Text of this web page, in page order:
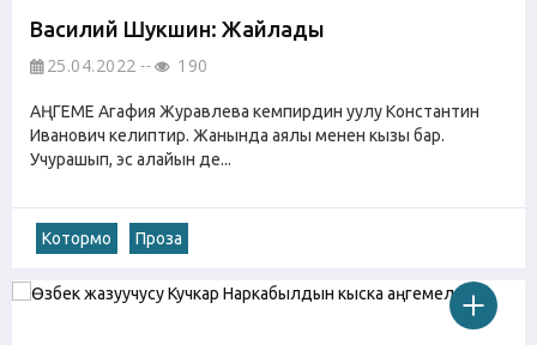
Василий Шукшин: Жайлады
25.04.2022 190
АҢГЕМЕ Агафия Журавлева кемпирдин уулу Константин
Иванович келиптир. Жанында аялы менен кызы бар.
Учурашып, эс алайын де...
Котормо Проза